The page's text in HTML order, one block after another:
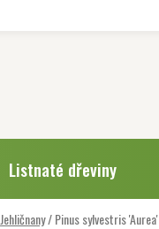
Listnaté dřeviny
Jehličnany/Pinus sylvestris 'Aurea'